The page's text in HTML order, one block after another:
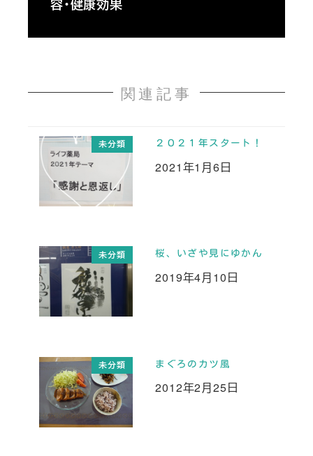
容・健康効果
関連記事
未分類 ２０２１年スタート！
投稿日
2021年1月6日
未分類 桜、いざや見にゆかん
投稿日
2019年4月10日
未分類 まぐろのカツ風
投稿日
2012年2月25日